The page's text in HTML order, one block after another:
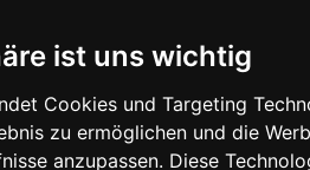
ist uns wichtig
Cookies und Targeting
zu ermöglichen und die
anzupassen. Diese